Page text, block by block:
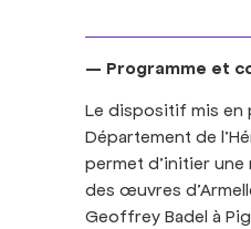
— Programme et
Le dispositif mis en
Département de
permet d’initier
des œuvres
Geoffrey Badel à